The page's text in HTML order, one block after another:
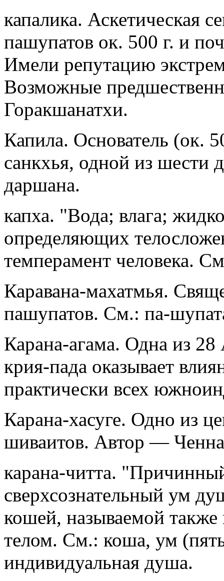
капалика. Аскетическая
пашупатов ок. 500 г. и
Имели репутацию
Возможные
Горакшанатхи.
Капила. Основатель (ок.
санкхья, одной из
даршана.
капха. "Вода; влага;
определяющих
темперамент человека.
Каравана-махатмья.
пашупатов. См.: па-
Карана-агама. Одна из
крия-пада оказывает
практически всех
Карана-хасуге. Одно из
шиваитов. Автор —
карана-читта.
сверхсознательный ум
кошей, называемой
телом. См.: коша, ум
индивидуальная душа.